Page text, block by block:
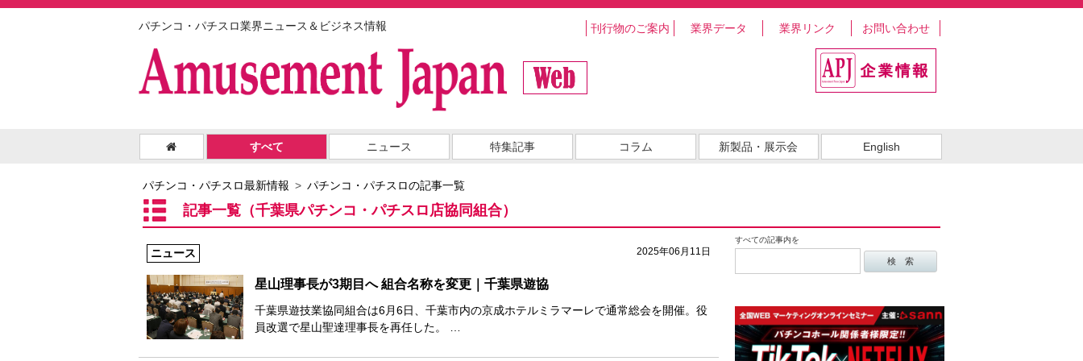
パチンコ・パチスロ業界ニュース＆ビジネス情報 刊行物のご案内 業界データ 業界リンク お問い合わせ
すべて ニュース 特集記事 コラム 新製品・展示会 English
パチンコ・パチスロ最新情報 パチンコ・パチスロの記事一覧
記事一覧（千葉県パチンコ・パチスロ店協同組合）
すべての記事内を
2025年06月11日
ニュース
星山理事長が3期目へ 組合名称を変更｜千葉県遊協
千葉県遊技業協同組合は6月6日、千葉市内の京成ホテルミラマーレで通常総会を開催。役
員改選で星山聖達理事長を再任した。 …